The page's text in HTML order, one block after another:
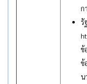
ก
รั
ข้
ข้
น